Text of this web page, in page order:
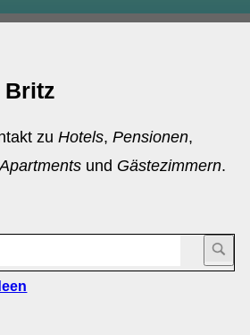
Britz
zuHotels,Pensionen,
Apartments und Gästezimmern.